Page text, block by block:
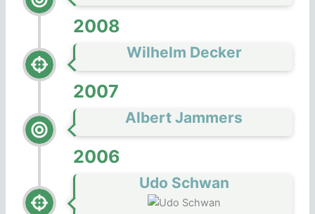
2008
Wilhelm Decker
2007
Albert Jammers
2006
Udo Schwan